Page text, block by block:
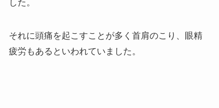
した。
それに頭痛を起こすことが多く首肩のこり、眼精
疲労もあるといわれていました。